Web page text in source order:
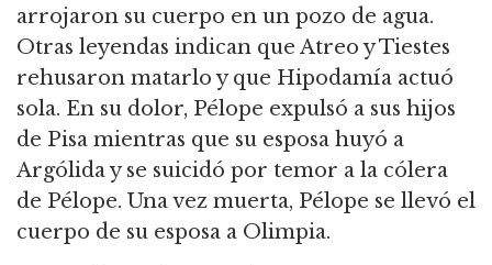
arrojaron su cuerpo en un pozo de agua.
Otras leyendas indican que Atreo y Tiestes
rehusaron matarlo y que Hipodamía actuó
sola. En su dolor, Pélope expulsó a sus hijos
de Pisa mientras que su esposa huyó a
Argólida y se suicidó por temor a la cólera
de Pélope. Una vez muerta, Pélope se llevó el
cuerpo de su esposa a Olimpia.